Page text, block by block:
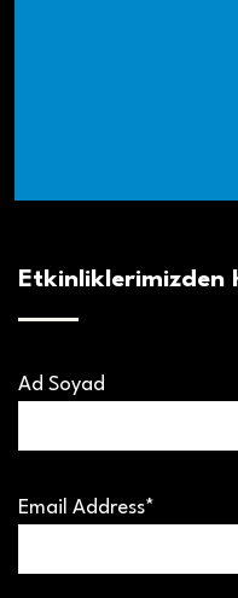
Etkinliklerimizden
Ad Soyad
Email Address*